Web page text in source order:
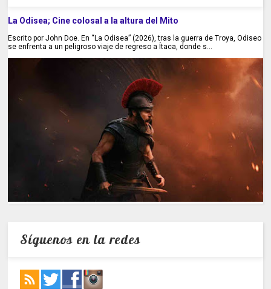
La Odisea; Cine colosal a la altura del Mito
Escrito por John Doe. En “La Odisea” (2026), tras la guerra de Troya, Odiseo
se enfrenta a un peligroso viaje de regreso a Ítaca, donde s...
Síguenos en la redes